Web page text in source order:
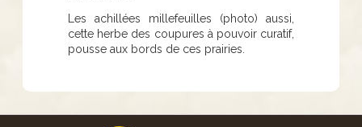
Les achillées millefeuilles (photo) aussi,
cette herbe des coupures à pouvoir curatif,
pousse aux bords de ces prairies.